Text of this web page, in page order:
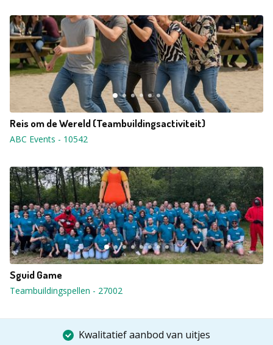
Reis om de Wereld (Teambuildingsactiviteit)
ABC Events - 10542
Sguid Game
Teambuildingspellen - 27002
Kwalitatief aanbod van uitjes